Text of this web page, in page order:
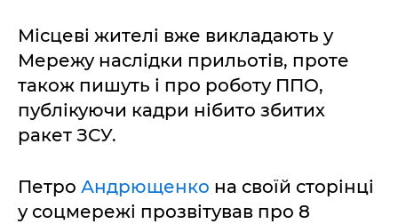
Місцеві жителі вже викладають у
Мережу наслідки прильотів, проте
також пишуть і про роботу ППО,
публікуючи кадри нібито збитих
ракет ЗСУ.
Петро Андрющенко на своїй сторінці
у соцмережі прозвітував про 8